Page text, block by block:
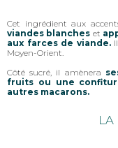
Cet ingrédient aux
viandes blanches et
aux farces de viande.Il
Moyen-Orient.
Côté sucré, il amènera
fruits ou une
autres macarons.
LA